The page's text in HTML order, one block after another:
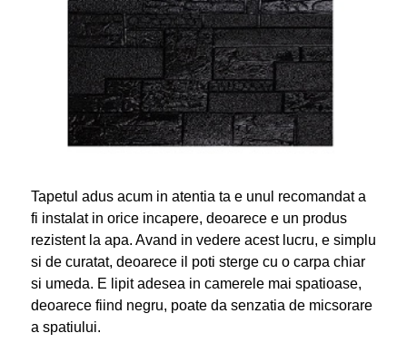
Tapetul adus acum in atentia ta e unul recomandat a
fi instalat in orice incapere, deoarece e un produs
rezistent la apa. Avand in vedere acest lucru, e simplu
si de curatat, deoarece il poti sterge cu o carpa chiar
si umeda. E lipit adesea in camerele mai spatioase,
deoarece fiind negru, poate da senzatia de micsorare
a spatiului.